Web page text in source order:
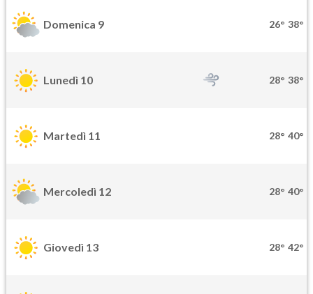
Domenica 9 26° 38°
Lunedì 10 28° 38°
Martedì 11 28° 40°
Mercoledì 12 28° 40°
Giovedì 13 28° 42°